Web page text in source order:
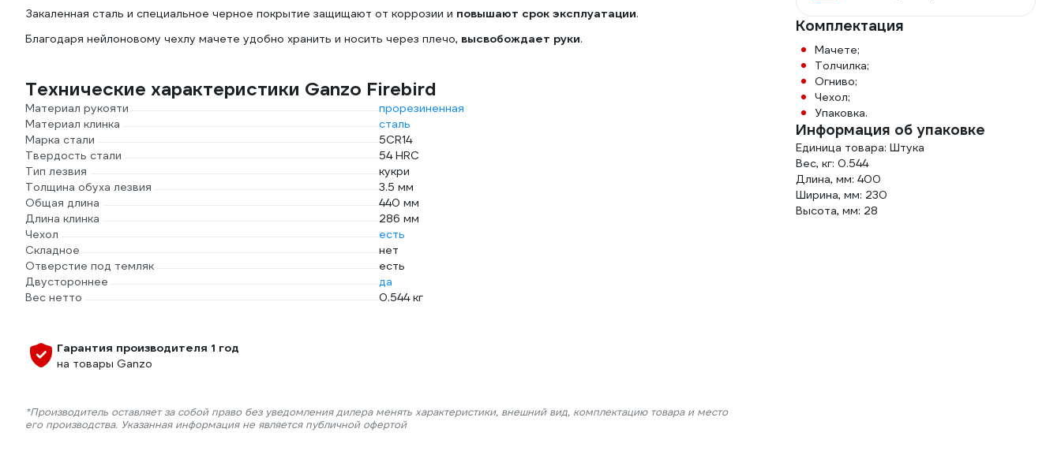
Закаленная сталь и специальное черное покрытие защищают от коррозии и повышают срок эксплуатации.
Благодаря нейлоновому чехлу мачете удобно хранить и носить через плечо, высвобождает руки.
Технические характеристики Ganzo Firebird
Материал рукояти
прорезиненная
Материал клинка
сталь
Марка стали
5CR14
Твердость стали
54 HRC
Тип лезвия
кукри
Толщина обуха лезвия
3.5 мм
Общая длина
440 мм
Длина клинка
286 мм
Чехол
есть
Складное
нет
Отверстие под темляк
есть
Двустороннее
да
Вес нетто
0.544 кг
Гарантия производителя 1 год
на товары Ganzo
*Производитель оставляет за собой право без уведомления дилера менять характеристики, внешний вид, комплектацию товара и место
его производства. Указанная информация не является публичной офертой
Комплектация
Мачете;
Толчилка;
Огниво;
Чехол;
Упаковка.
Информация об упаковке
Единица товара: Штука
Вес, кг: 0.544
Длина, мм: 400
Ширина, мм: 230
Высота, мм: 28